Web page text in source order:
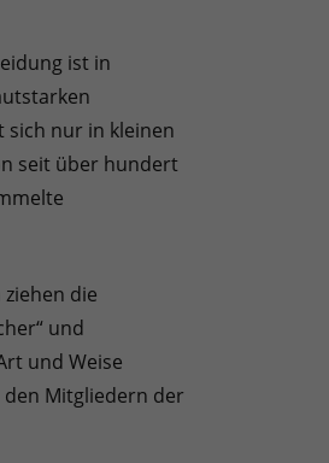
ist in
sich nur in kleinen
seit über hundert
die
und
und Weise
Mitgliedern der